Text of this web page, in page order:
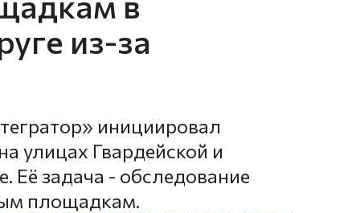
из-за
инициировал
улицах Гвардейской и
Её задача - обследование
площадкам.